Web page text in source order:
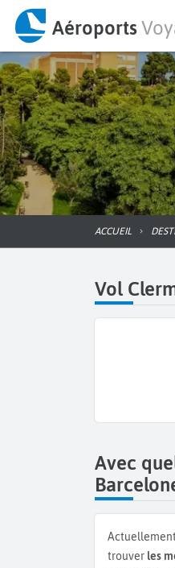
Aéroports
ACCUEIL
Vol
Avec
trouver les